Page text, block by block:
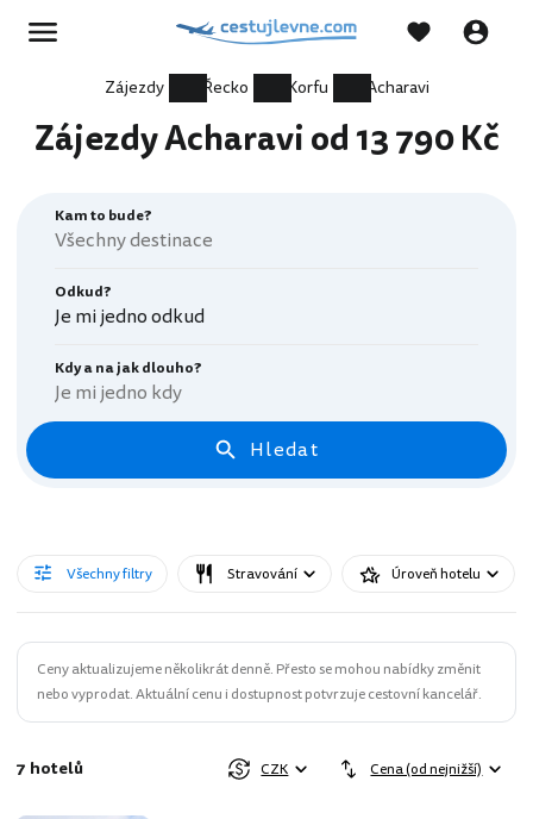
Zájezdy Řecko Korfu Acharavi
Zájezdy Acharavi od 13 790 Kč
Kam to bude?
Odkud?
Je mi jedno odkud
Kdy a na jak dlouho?
Je mi jedno kdy
Hledat
Všechny filtry Stravování Úroveň hotelu
Ceny aktualizujeme několikrát denně. Přesto se mohou nabídky změnit
nebo vyprodat. Aktuální cenu i dostupnost potvrzuje cestovní kancelář.
7 hotelů CZK Cena (od nejnižší)